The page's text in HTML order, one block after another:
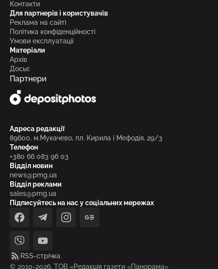
Контакти
Для партнерів і користувачів
Реклама на сайті
Політика конфіденційності
Умови експлуатації
Матеріали
Архів
Досьє
Партнери
Адреса редакції
89600, м.Мукачево, пл. Кирила і Мефодія, 29/3
Телефон
+380 66 083 96 03
Відділ новин
news@pmg.ua
Відділ реклами
sales@pmg.ua
Підписуйтесь на нас у соціальних мережах
facebooktelegraminstagramgoogle_news
viber
youtube
RSS-стрічка
© 2010-2026, ТОВ «Редакція газети «Панорама»